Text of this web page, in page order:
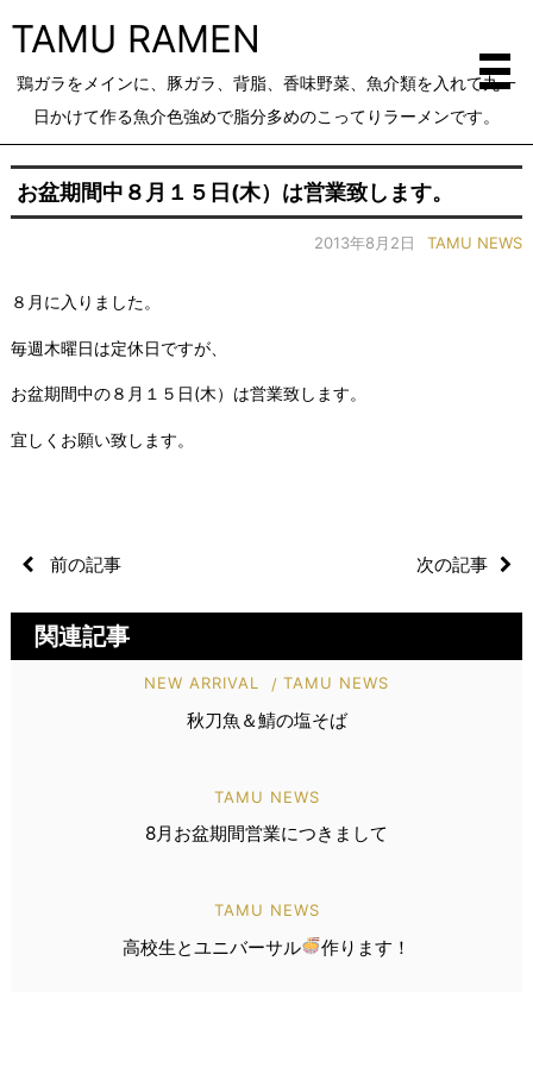
TAMU RAMEN
鶏ガラをメインに、豚ガラ、背脂、香味野菜、魚介類を入れて丸一
日かけて作る魚介色強めで脂分多めのこってりラーメンです。
お盆期間中８月１５日(木）は営業致します。
2013年8月2日 TAMU NEWS
８月に入りました。
毎週木曜日は定休日ですが、
お盆期間中の８月１５日(木）は営業致します。
宜しくお願い致します。
前の記事 次の記事
関連記事
NEW ARRIVAL TAMU NEWS
秋刀魚＆鯖の塩そば
TAMU NEWS
8月お盆期間営業につきまして
TAMU NEWS
高校生とユニバーサル 作ります！